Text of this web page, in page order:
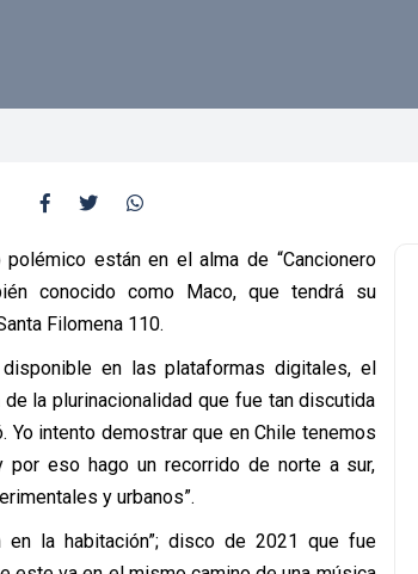
están en el alma de “Cancionero
conocido como Maco, que tendrá su
Filomena 110.
en las plataformas digitales, el
la plurinacionalidad que fue tan discutida
Yo intento demostrar que en Chile tenemos
eso hago un recorrido de norte a sur,
y urbanos”.
la habitación”; disco de 2021 que fue